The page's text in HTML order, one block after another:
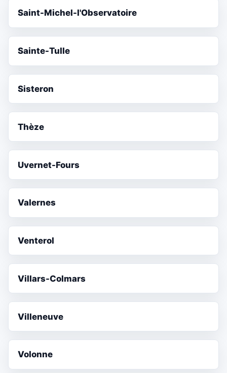
Saint-Michel-l'Observatoire
Sainte-Tulle
Sisteron
Thèze
Uvernet-Fours
Valernes
Venterol
Villars-Colmars
Villeneuve
Volonne